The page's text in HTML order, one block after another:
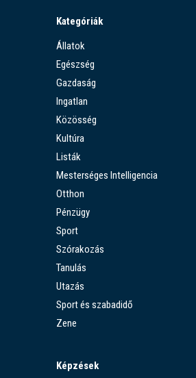
Kategóriák
Állatok
Egészség
Gazdaság
Ingatlan
Közösség
Kultúra
Listák
Mesterséges Intelligencia
Otthon
Pénzügy
Sport
Szórakozás
Tanulás
Utazás
Sport és szabadidő
Zene
Képzések